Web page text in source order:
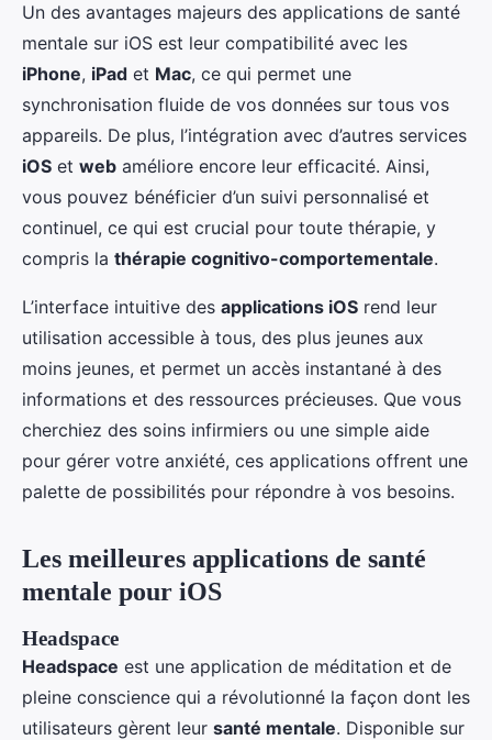
Un des avantages majeurs des applications de santé
mentale sur iOS est leur compatibilité avec les
iPhone, iPad et Mac, ce qui permet une
synchronisation fluide de vos données sur tous vos
appareils. De plus, l’intégration avec d’autres services
iOS et web améliore encore leur efficacité. Ainsi,
vous pouvez bénéficier d’un suivi personnalisé et
continuel, ce qui est crucial pour toute thérapie, y
compris la thérapie cognitivo-comportementale.
L’interface intuitive des applications iOS rend leur
utilisation accessible à tous, des plus jeunes aux
moins jeunes, et permet un accès instantané à des
informations et des ressources précieuses. Que vous
cherchiez des soins infirmiers ou une simple aide
pour gérer votre anxiété, ces applications offrent une
palette de possibilités pour répondre à vos besoins.
Les meilleures applications de santé
mentale pour iOS
Headspace
Headspace est une application de méditation et de
pleine conscience qui a révolutionné la façon dont les
utilisateurs gèrent leur santé mentale. Disponible sur